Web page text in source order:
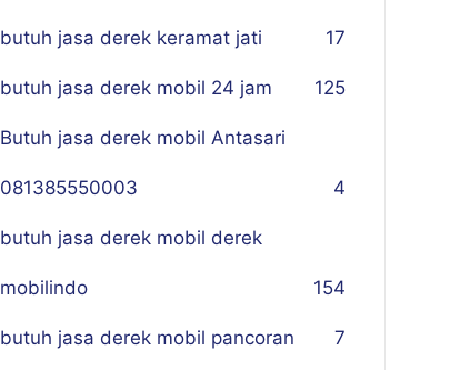
butuh jasa derek keramat jati 17
butuh jasa derek mobil 24 jam 125
Butuh jasa derek mobil Antasari
081385550003 4
butuh jasa derek mobil derek
mobilindo 154
butuh jasa derek mobil pancoran 7